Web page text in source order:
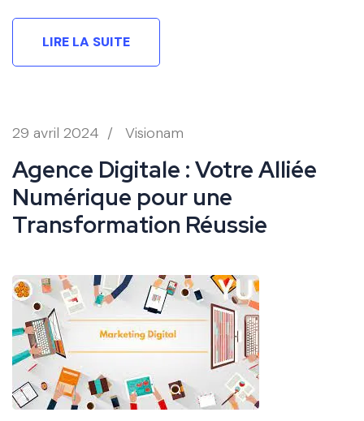
LIRE LA SUITE
29 avril 2024 / Visionam
Agence Digitale : Votre Alliée
Numérique pour une
Transformation Réussie